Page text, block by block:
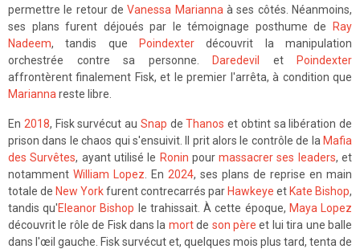
permettre le retour deVanessa Marianna à ses côtés. Néanmoins,
ses plans furent déjoués par le témoignage posthume de
Ray
Nadeem, tandis que Poindexter découvrit la manipulation
orchestrée contre sa personne.
Daredevil et
Poindexter
affrontèrent finalement Fisk, et le premier l'arrêta, à condition que
Marianna reste libre.
En 2018, Fisk survécut au Snap deThanos et obtint sa libération de
prison dans le chaos qui s'ensuivit. Il prit alors le contrôle de la Mafia
des Survêtes, ayant utilisé le Ronin pourmassacrer ses leaders, et
notamment William Lopez . En 2024, ses plans de reprise en main
totale de New Yorkfurent contrecarrés par Hawkeye et Kate Bishop,
tandis qu'Eleanor Bishop le trahissait. À cette époque, Maya Lopez
découvrit le rôle de Fisk dans la mortde son père et lui tira une balle
dans l'œil gauche. Fisk survécut et, quelques mois plus tard, tenta de